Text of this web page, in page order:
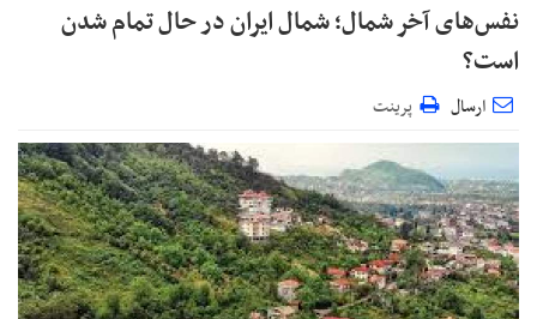
نفس‌های آخر شمال؛ شمال ایران در حال تمام شدن
است؟
ارسال پرینت